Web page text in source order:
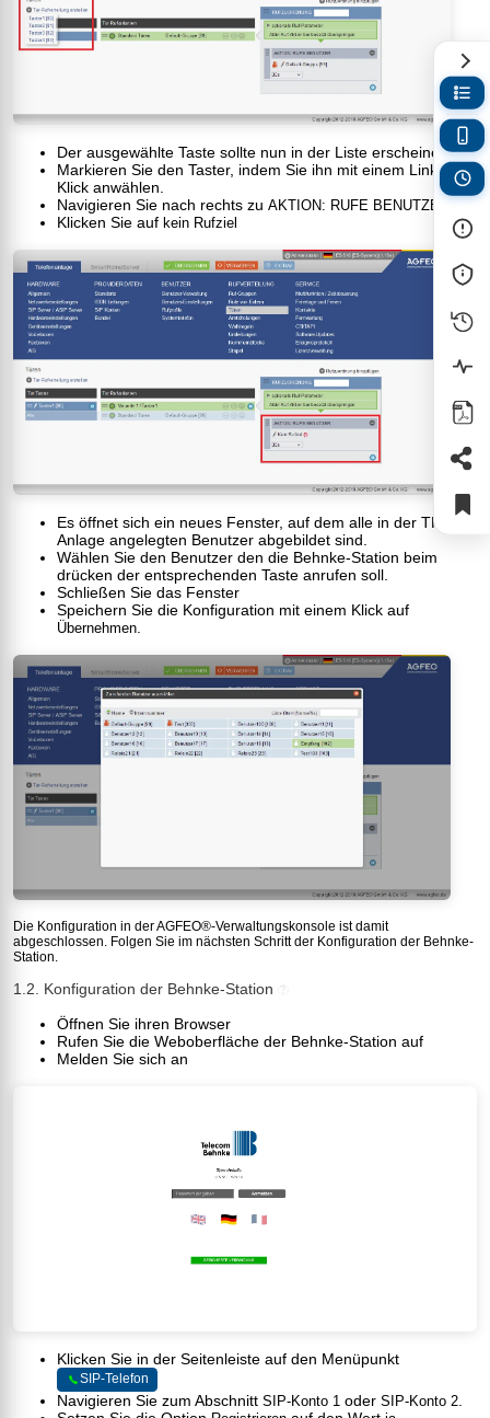
Der ausgewählte Taste sollte nun in der Liste erscheinen.
Markieren Sie den Taster, indem Sie ihn mit einem Links-
Klick anwählen.
Navigieren Sie nach rechts zuAKTION: RUFE BENUTZER
Klicken Sie aufkein Rufziel
Es öffnet sich ein neues Fenster, auf dem alle in der TK-
Anlage angelegten Benutzer abgebildet sind.
Wählen Sie den Benutzer den die Behnke-Station beim
drücken der entsprechenden Taste anrufen soll.
Schließen Sie das Fenster
Speichern Sie die Konfiguration mit einem Klick auf
Übernehmen
Die Konfiguration in der AGFEO®-Verwaltungskonsole ist damit
abgeschlossen. Folgen Sie im nächsten Schritt der Konfiguration der Behnke-
Station.
1.2. Konfiguration der Behnke-Station ?
Öffnen Sie ihren Browser
Rufen Sie die Weboberfläche der Behnke-Station auf
Melden Sie sich an
Klicken Sie in der Seitenleiste auf den Menüpunkt
SIP-Telefon
Navigieren Sie zum AbschnittSIP-Konto 1 oderSIP-Konto 2